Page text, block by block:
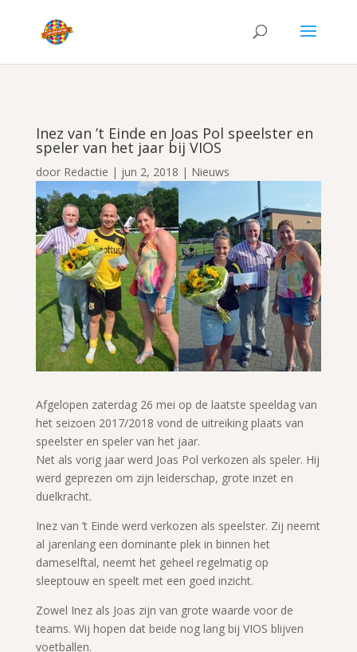
Inez van ’t Einde en Joas Pol speelster en
speler van het jaar bij VIOS
door Redactie | jun 2, 2018 | Nieuws
Afgelopen zaterdag 26 mei op de laatste speeldag van
het seizoen 2017/2018 vond de uitreiking plaats van
speelster en speler van het jaar.
Net als vorig jaar werd Joas Pol verkozen als speler. Hij
werd geprezen om zijn leiderschap, grote inzet en
duelkracht.
Inez van ’t Einde werd verkozen als speelster. Zij neemt
al jarenlang een dominante plek in binnen het
dameselftal, neemt het geheel regelmatig op
sleeptouw en speelt met een goed inzicht.
Zowel Inez als Joas zijn van grote waarde voor de
teams. Wij hopen dat beide nog lang bij VIOS blijven
voetballen.